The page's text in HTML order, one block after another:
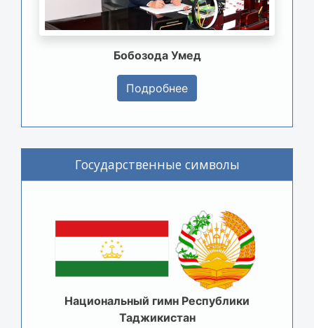
Бобозода Умед
Подробнее
Государственные символы
Национальный гимн Республики
Таджикистан